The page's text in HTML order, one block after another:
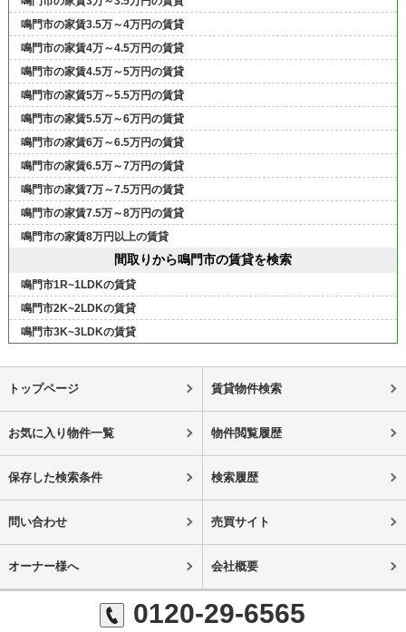
鳴門市の家賃3.5万～4万円の賃貸
鳴門市の家賃4万～4.5万円の賃貸
鳴門市の家賃4.5万～5万円の賃貸
鳴門市の家賃5万～5.5万円の賃貸
鳴門市の家賃5.5万～6万円の賃貸
鳴門市の家賃6万～6.5万円の賃貸
鳴門市の家賃6.5万～7万円の賃貸
鳴門市の家賃7万～7.5万円の賃貸
鳴門市の家賃7.5万～8万円の賃貸
鳴門市の家賃8万円以上の賃貸
間取りから鳴門市の賃貸を検索
鳴門市1R~1LDKの賃貸
鳴門市2K~2LDKの賃貸
鳴門市3K~3LDKの賃貸
トップページ 賃貸物件検索
お気に入り物件一覧 物件閲覧履歴
保存した検索条件 検索履歴
問い合わせ 売買サイト
オーナー様へ 会社概要
0120-29-6565